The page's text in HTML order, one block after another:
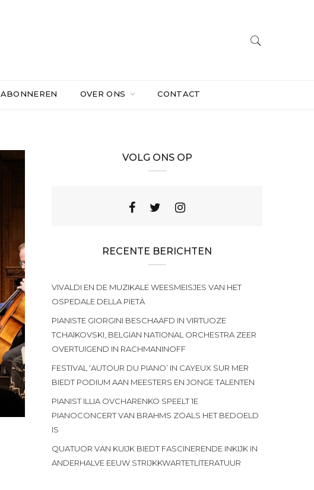
ABONNEREN OVER ONS CONTACT
VOLG ONS OP
RECENTE BERICHTEN
VIVALDI EN DE MUZIKALE WEESMEISJES VAN HET
OSPEDALE DELLA PIETÀ
PIANISTE GIORGINI BESCHAAFD IN VIRTUOZE
TCHAIKOVSKI, BELGIAN NATIONAL ORCHESTRA ZEER
OVERTUIGEND IN RACHMANINOFF
FESTIVAL ‘AUTOUR DU PIANO’ IN CAYEUX SUR MER
BIEDT PODIUM AAN MEESTERS EN JONGE TALENTEN
PIANIST ILLIA OVCHARENKO SPEELT 1E
PIANOCONCERT VAN BRAHMS ZOALS HET BEDOELD
IS
QUATUOR VAN KUIJK BIEDT FASCINERENDE INKIJK IN
ANDERHALVE EEUW STRIJKKWARTETLITERATUUR